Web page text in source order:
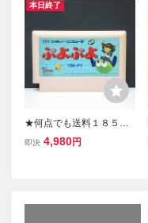
本日終了
★何点でも送料１８５円
★ ぷよぷよ ファミコン
即決 4,980円